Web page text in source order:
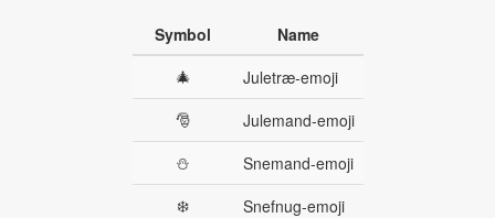
Symbol
Name
🎄
Juletræ‑emoji
🎅
Julemand‑emoji
⛄
Snemand‑emoji
❄️
Snefnug‑emoji